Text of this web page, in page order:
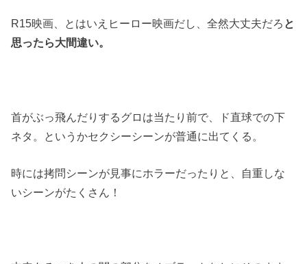
R15映画、とはいえヒーロー映画だし、全然大丈夫だろ と
思ったら大間違い。
首がぶっ飛んだりするグロは当たり前で、ド直球での下
ネタ。というかセクシーシーンが普通に出てくる。
時には拷問シーンが見事にホラーだったりと、自重しな
いシーンがたくさん！